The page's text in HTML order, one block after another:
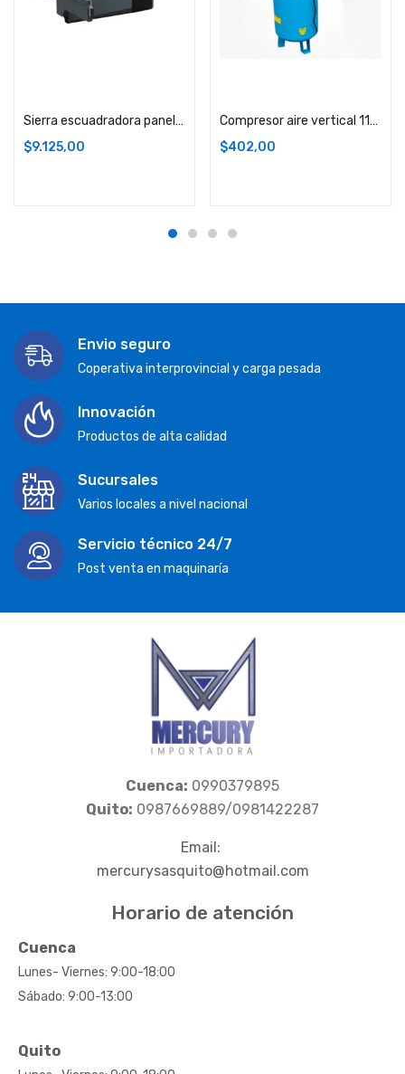
Sierra escuadradora panel digital MJ45DM
$9.125,00
Compresor aire vertical 110V 3HP 100L
$402,00
Envio seguro
Coperativa interprovincial y carga pesada
Innovación
Productos de alta calidad
Sucursales
Varios locales a nivel nacional
Servicio técnico 24/7
Post venta en maquinaría
Cuenca: 0990379895
Quito: 0987669889/0981422287
Email:
mercurysasquito@hotmail.com
Horario de atención
Cuenca
Lunes- Viernes: 9:00-18:00
Sábado: 9:00-13:00
Quito